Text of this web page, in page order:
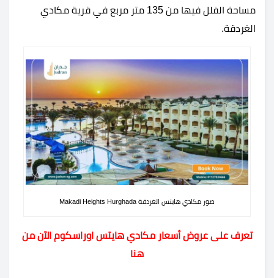
مساحة الفلل فيها من 135 متر مربع في قرية مكادي
الغردقة.
صور مكادي هايتس الغردقة Makadi Heights Hurghada
تعرف على عروض أسعار مكادي هايتس اوراسكوم الآن من
هنا